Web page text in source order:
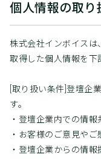
個人情報の取り
株式会社インボイスは
取得した個人情報を下
[取り扱い条件]登壇企
す。
・登壇企業内での情報
・お客様のご意見や
・登壇企業からの情